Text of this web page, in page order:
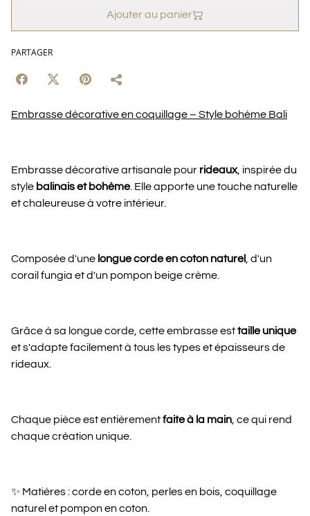
Ajouter au panier
PARTAGER
Embrasse décorative en coquillage – Style bohème Bali
Embrasse décorative artisanale pour rideaux, inspirée du
style balinais et bohème. Elle apporte une touche naturelle
et chaleureuse à votre intérieur.
Composée d'une longue corde en coton naturel , d'un
corail fungia et d'un pompon beige crème.
Grâce à sa longue corde, cette embrasse esttaille unique
et s'adapte facilement à tous les types et épaisseurs de
rideaux.
Chaque pièce est entièrementfaite à la main , ce qui rend
chaque création unique.
✨ Matières : corde en coton, perles en bois, coquillage
naturel et pompon en coton.